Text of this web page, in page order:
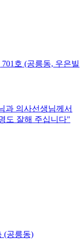
호 (공릉동, 우은빌
과 의사선생님께서
도 잘해 주십니다"
(공릉동)